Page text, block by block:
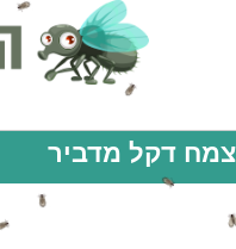
צמח דקל מדביר